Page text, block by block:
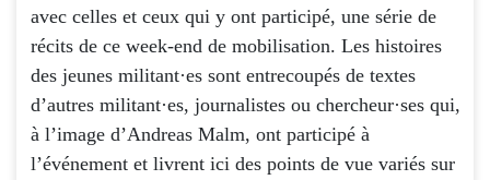
avec celles et ceux qui y ont participé, une série de
récits de ce week-end de mobilisation. Les histoires
des jeunes militant·es sont entrecoupés de textes
d’autres militant·es, journalistes ou chercheur·ses qui,
à l’image d’Andreas Malm, ont participé à
l’événement et livrent ici des points de vue variés sur